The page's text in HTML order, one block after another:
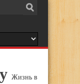
Жизнь в